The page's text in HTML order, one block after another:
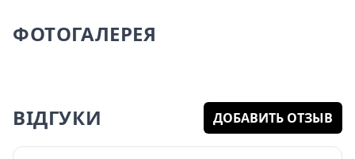
ФОТОГАЛЕРЕЯ
ВІДГУКИ ДОБАВИТЬ ОТЗЫВ